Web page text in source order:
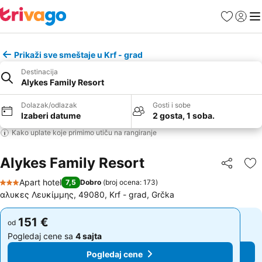
FavoritiPrijavi
Prikaži sve smeštaje u Krf - grad
Destinacija
Alykes Family Resort
Dolazak/odlazak
Izaberi datume
Gosti i sobe
2 gosta, 1 soba.
Kako uplate koje primimo utiču na rangiranje
Alykes Family Resort Deli
3 Zvezdice
Apart hotel 7,5 Dobro (broj ocena: 173)
αλυκες Λευκίμμης, 49080, Krf - grad, Grčka
od 151 €
Pogledaj cene sa 4 sajta
Pogledaj cene
od 151 €
Pogledaj cene sa 4 sajta
Pogledaj cene